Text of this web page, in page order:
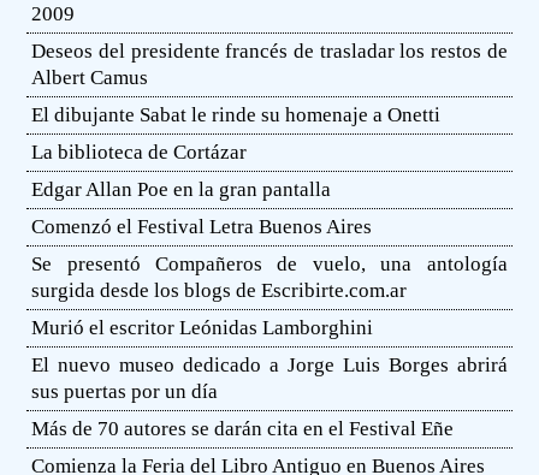
2009
Deseos del presidente francés de trasladar los restos de
Albert Camus
El dibujante Sabat le rinde su homenaje a Onetti
La biblioteca de Cortázar
Edgar Allan Poe en la gran pantalla
Comenzó el Festival Letra Buenos Aires
Se presentó Compañeros de vuelo, una antología
surgida desde los blogs de Escribirte.com.ar
Murió el escritor Leónidas Lamborghini
El nuevo museo dedicado a Jorge Luis Borges abrirá
sus puertas por un día
Más de 70 autores se darán cita en el Festival Eñe
Comienza la Feria del Libro Antiguo en Buenos Aires